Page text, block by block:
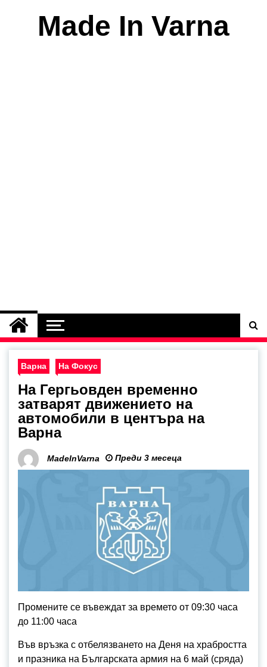
Made In Varna
Варна На Фокус
На Гергьовден временно
затварят движението на
автомобили в центъра на
Варна
MadeInVarna Преди 3 месеца
Промените се въвеждат за времето от 09:30 часа
до 11:00 часа
Във връзка с отбелязването на Деня на храбростта
и празника на Българската армия на 6 май (сряда)